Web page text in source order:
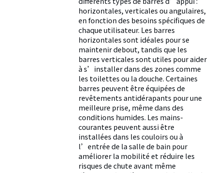
horizontales, verticales ou angulaires,
en fonction des besoins spécifiques de
chaque utilisateur. Les barres
horizontales sont idéales pour se
maintenir debout, tandis que les
barres verticales sont utiles pour aider
à s’installer dans des zones comme
les toilettes ou la douche. Certaines
barres peuvent être équipées de
revêtements antidérapants pour une
meilleure prise, même dans des
conditions humides. Les mains-
courantes peuvent aussi être
installées dans les couloirs ou à
l’entrée de la salle de bain pour
améliorer la mobilité et réduire les
risques de chute avant même